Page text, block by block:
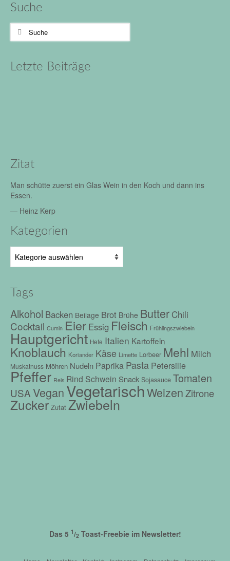
Suche
Suche
nach:
Letzte Beiträge
Zitat
Man schütte zuerst ein Glas Wein in den Koch und dann ins
Essen.
— Heinz Kerp
Kategorien
Tags
Alkohol Backen Beilage Brot Brühe Butter Chili
Cocktail Cumin Eier Essig Fleisch Frühlingszwiebeln
Hauptgericht Hefe Italien Kartoffeln
Knoblauch Koriander Käse Limette Lorbeer Mehl Milch
Muskatnuss Möhren Nudeln Paprika Pasta Petersilie
Pfeffer Reis Rind Schwein Snack Sojasauce Tomaten
USA VeganVegetarischWeizenZitrone
Zucker Zutat Zwiebeln
Das 5 1/2Toast-Freebie im Newsletter!